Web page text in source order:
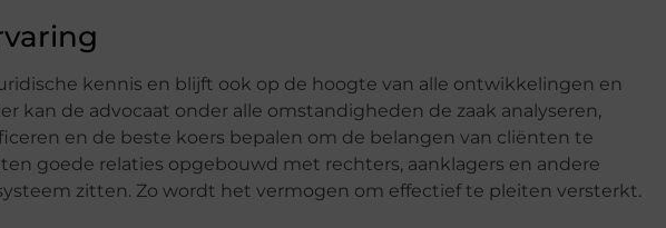
kennis en blijft ook op de hoogte van alle ontwikkelingen en
kan de advocaat onder alle omstandigheden de zaak analyseren,
en de beste koers bepalen om de belangen van cliënten te
goede relaties opgebouwd met rechters, aanklagers en andere
zitten. Zo wordt het vermogen om effectief te pleiten versterkt.